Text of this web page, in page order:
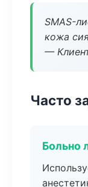
SMAS-
кожа
—
Часто
Больно